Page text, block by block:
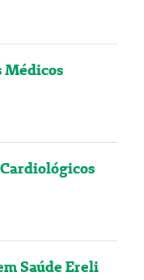
Médicos
Saúde Ereli